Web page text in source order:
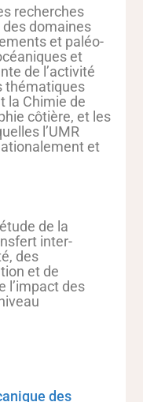
recherches
des domaines
et paléo-
et
de l’activité
thématiques
la Chimie de
côtière, et les
l’UMR
et
de la
inter-
des
et de
l’impact des
des